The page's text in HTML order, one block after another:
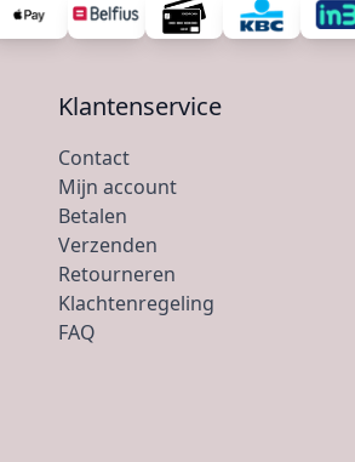
Klantenservice
Contact
Mijn account
Betalen
Verzenden
Retourneren
Klachtenregeling
FAQ